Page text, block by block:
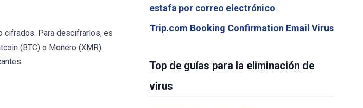
cifrados. Para descifrarlos, es
(BTC) o Monero (XMR).
estafa por correo electrónico
Trip.com Booking Confirmation Email Virus
Top de guías para la eliminación de
virus